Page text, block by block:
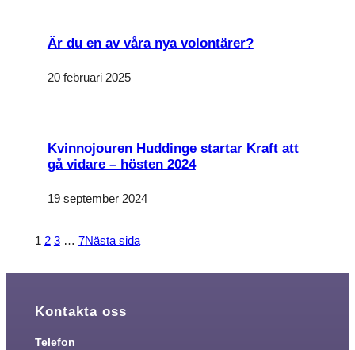
Är du en av våra nya volontärer?
20 februari 2025
Kvinnojouren Huddinge startar Kraft att
gå vidare – hösten 2024
19 september 2024
1 2 3 … 7Nästa sida
Kontakta oss
Telefon
används.
bra som
möjligt under
ditt besök.
nekar de här
viss
funktionalitet
från
Marknadsföring